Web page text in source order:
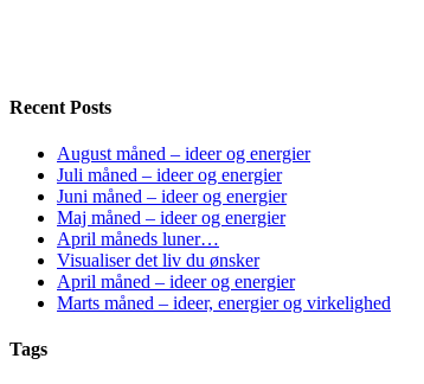
Recent Posts
August måned – ideer og energier
Juli måned – ideer og energier
Juni måned – ideer og energier
Maj måned – ideer og energier
April måneds luner…
Visualiser det liv du ønsker
April måned – ideer og energier
Marts måned – ideer, energier og virkelighed
Tags